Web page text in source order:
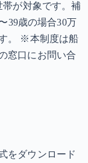
が対象です。補
39歳の場合30万
。 ※本制度は船
窓口にお問い合
をダウンロード